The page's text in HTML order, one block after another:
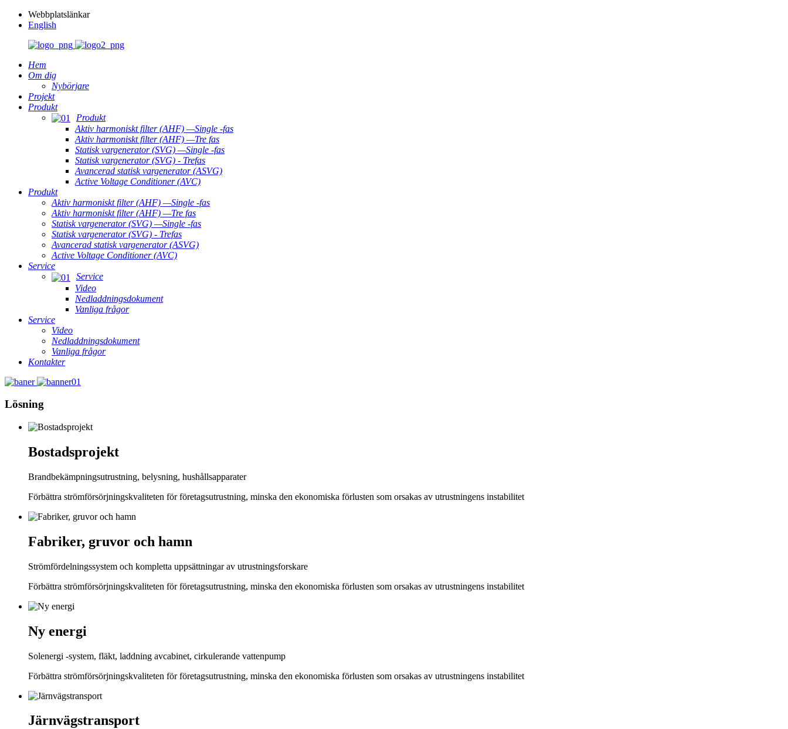
Webbplatslänkar
English
Hem
Om dig
Nybörjare
Projekt
Produkt
Produkt
Aktiv harmoniskt filter (AHF) —Single -fas
Aktiv harmoniskt filter (AHF) —Tre fas
Statisk vargenerator (SVG) —Single -fas
Statisk vargenerator (SVG) - Trefas
Avancerad statisk vargenerator (ASVG)
Active Voltage Conditioner (AVC)
Produkt
Aktiv harmoniskt filter (AHF) —Single -fas
Aktiv harmoniskt filter (AHF) —Tre fas
Statisk vargenerator (SVG) —Single -fas
Statisk vargenerator (SVG) - Trefas
Avancerad statisk vargenerator (ASVG)
Active Voltage Conditioner (AVC)
Service
Service
Video
Nedladdningsdokument
Vanliga frågor
Service
Video
Nedladdningsdokument
Vanliga frågor
Kontakter
Lösning
Bostadsprojekt
Brandbekämpningsutrustning, belysning, hushållsapparater
Förbättra strömförsörjningskvaliteten för företagsutrustning, minska den ekonomiska förlusten som orsakas av utrustningens instabilitet
Fabriker, gruvor och hamn
Strömfördelningssystem och kompletta uppsättningar av utrustningsforskare
Förbättra strömförsörjningskvaliteten för företagsutrustning, minska den ekonomiska förlusten som orsakas av utrustningens instabilitet
Ny energi
Solenergi -system, fläkt, laddning avcabinet, cirkulerande vattenpump
Förbättra strömförsörjningskvaliteten för företagsutrustning, minska den ekonomiska förlusten som orsakas av utrustningens instabilitet
Järnvägstransport